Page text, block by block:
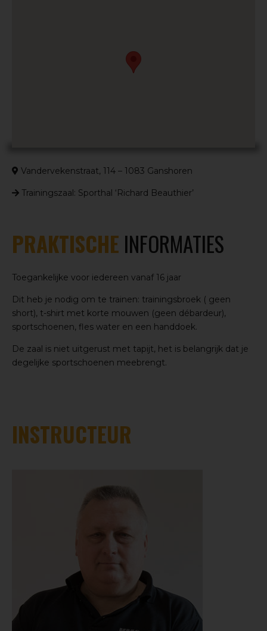
Vandervekenstraat, 114 – 1083 Ganshoren
Trainingszaal: Sporthal ‘Richard Beauthier’
PRAKTISCHE INFORMATIES
Toegankelijke voor iedereen vanaf 16 jaar
Dit heb je nodig om te trainen: trainingsbroek ( geen
short), t-shirt met korte mouwen (geen débardeur),
sportschoenen, fles water en een handdoek.
De zaal is niet uitgerust met tapijt, het is belangrijk dat je
degelijke sportschoenen meebrengt.
INSTRUCTEUR